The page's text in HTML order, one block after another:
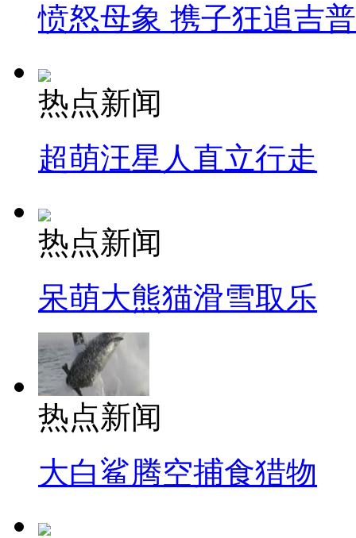
愤怒母象 携子狂追吉
热点新闻
超萌汪星人直立行走
热点新闻
呆萌大熊猫滑雪取乐
热点新闻
大白鲨腾空捕食猎物